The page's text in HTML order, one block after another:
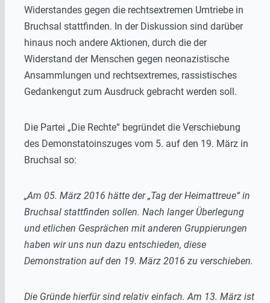
Widerstandes gegen die rechtsextremen Umtriebe in
Bruchsal stattfinden. In der Diskussion sind darüber
hinaus noch andere Aktionen, durch die der
Widerstand der Menschen gegen neonazistische
Ansammlungen und rechtsextremes, rassistisches
Gedankengut zum Ausdruck gebracht werden soll.
Die Partei „Die Rechte“ begründet die Verschiebung
des Demonstatoinszuges vom 5. auf den 19. März in
Bruchsal so:
„Am 05. März 2016 hätte der „Tag der Heimattreue“ in
Bruchsal stattfinden sollen. Nach langer Überlegung
und etlichen Gesprächen mit anderen Gruppierungen
haben wir uns nun dazu entschieden, diese
Demonstration auf den 19. März 2016 zu verschieben.
Die Gründe hierfür sind relativ einfach. Am 13. März ist